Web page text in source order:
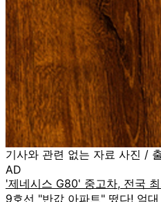
기사와 관련 없는 자료 사진 /
AD